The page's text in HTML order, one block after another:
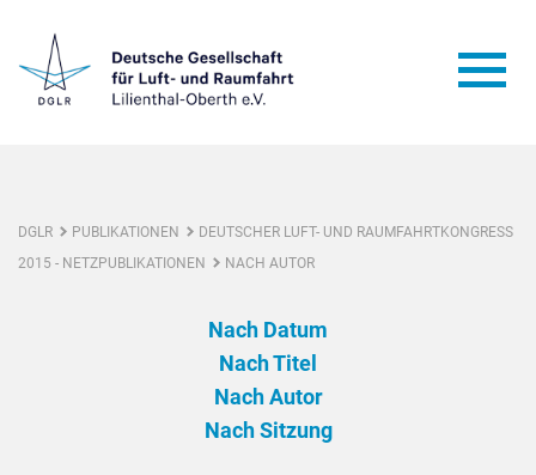
DGLR PUBLIKATIONEN
DEUTSCHER LUFT- UND RAUMFAHRTKONGRESS
2015 - NETZPUBLIKATIONEN
NACH AUTOR
Nach Datum
Nach Titel
Nach Autor
Nach Sitzung